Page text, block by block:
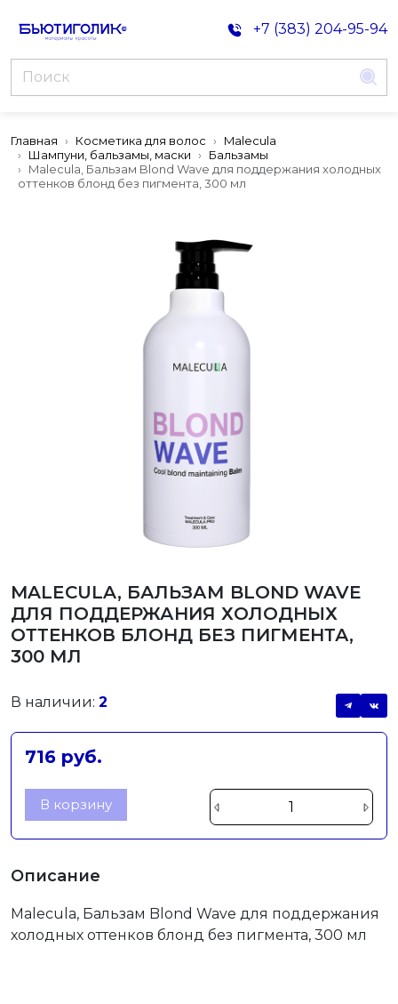
+7 (383) 204-95-94
Главная Косметика для волос
Malecula
Шампуни, бальзамы, маски
Бальзамы
Malecula, Бальзам Blond Wave для поддержания холодных
оттенков блонд без пигмента, 300 мл
MALECULA, БАЛЬЗАМ BLOND WAVE
ДЛЯ ПОДДЕРЖАНИЯ ХОЛОДНЫХ
ОТТЕНКОВ БЛОНД БЕЗ ПИГМЕНТА,
300 МЛ
В наличии: 2
716 руб.
В корзину
Описание
Malecula, Бальзам Blond Wave для поддержания
холодных оттенков блонд без пигмента, 300 мл